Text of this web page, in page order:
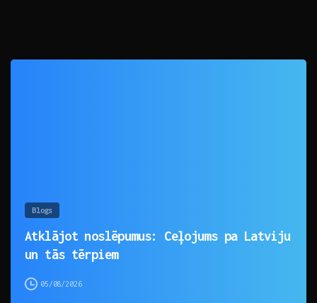
Blogs
Atklājot noslēpumus: Ceļojums pa Latviju
un tās tērpiem
05/08/2026